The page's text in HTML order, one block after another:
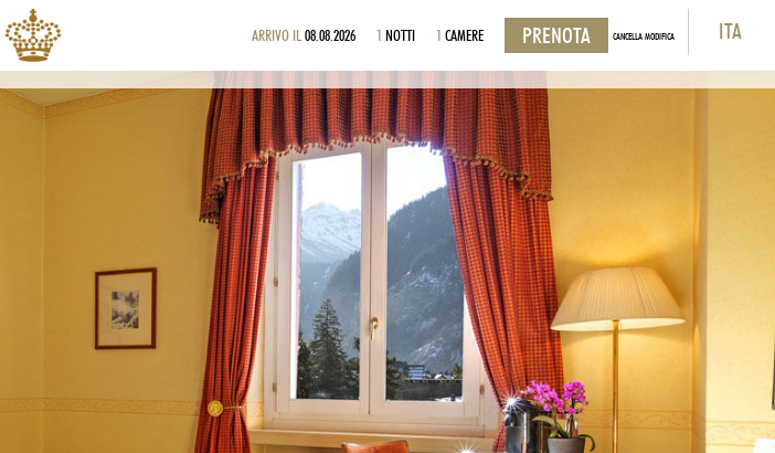
ITA
ITA
ARRIVO IL 08.08.2026 1 NOTTI 1 CAMERE CANCELLA MODIFICA